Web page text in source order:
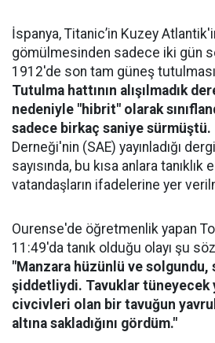
İspanya, Titanic’in Kuzey
gömülmesinden sadece iki gün
1912'de son tam güneş
Tutulma hattının alışılmadık
nedeniyle "hibrit" olarak
sadece birkaç saniye sürmüştü.
Derneği'nin (SAE) yayınladığı
sayısında, bu kısa anlara tanıklık
vatandaşların ifadelerine yer
Ourense'de öğretmenlik yapan
11:49'da tanık olduğu olayı şu
"Manzara hüzünlü ve solgundu,
şiddetliydi. Tavuklar tüneyecek
civcivleri olan bir tavuğun
altına sakladığını gördüm."